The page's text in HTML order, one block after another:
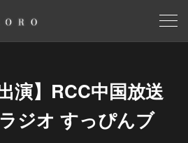
演】RCC中国放送
ジオ すっぴんブ